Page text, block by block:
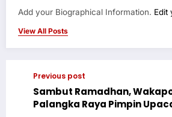
Add your Biographical Information. Edit
View All Posts
Previous post
Sambut Ramadhan,
Palangka Raya Pimpin